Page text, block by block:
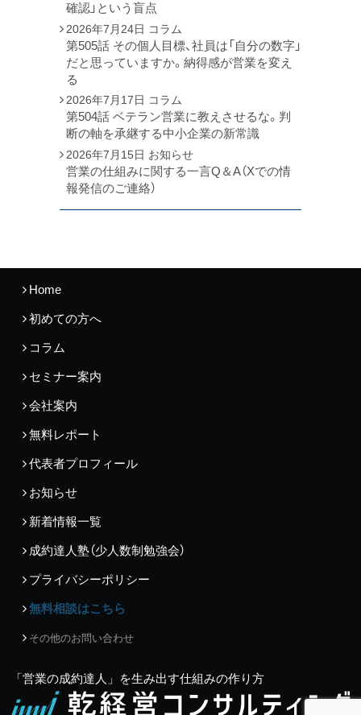
確認」という盲点
2026年7月24日 コラム
第505話 その個人目標、社員は「自分の数字」
だと思っていますか。納得感が営業を変え
る
2026年7月17日 コラム
第504話 ベテラン営業に教えさせるな。判
断の軸を承継する中小企業の新常識
2026年7月15日 お知らせ
営業の仕組みに関する一言Q＆A（Xでの情
報発信のご連絡）
Home
初めての方へ
コラム
セミナー案内
会社案内
無料レポート
代表者プロフィール
お知らせ
新着情報一覧
成約達人塾（少人数制勉強会）
プライバシーポリシー
無料相談はこちら
その他のお問い合わせ
「営業の成約達人」を生み出す仕組みの作り方